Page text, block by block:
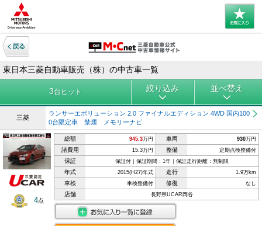
東日本三菱自動車販売（株）の中古車一覧
3台ヒット 絞り込み 並べ替え
三菱
ランサーエボリューション 2.0 ファイナルエディション 4WD 国内100
0台限定車 禁煙 メモリーナビ
4点
総額 945.3万円 車両 930万円
諸費用 15.3万円 整備 定期点検整備付
保証 保証付｜保証期間：1年｜保証走行距離：無制限
年式 2015(H27)年式 走行 1.9万km
車検 車検整備付 修復 なし
店舗 長野県UCAR岡谷